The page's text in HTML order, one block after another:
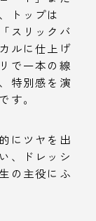
トップは
スリックバ
ルに仕上げ
で一本の線
特別感を演
す。
にツヤを出
、ドレッシ
の主役にふ